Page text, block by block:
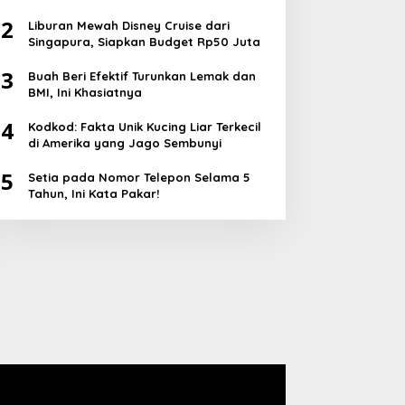
2
Liburan Mewah Disney Cruise dari
Singapura, Siapkan Budget Rp50 Juta
3
Buah Beri Efektif Turunkan Lemak dan
BMI, Ini Khasiatnya
4
Kodkod: Fakta Unik Kucing Liar Terkecil
di Amerika yang Jago Sembunyi
5
Setia pada Nomor Telepon Selama 5
Tahun, Ini Kata Pakar!